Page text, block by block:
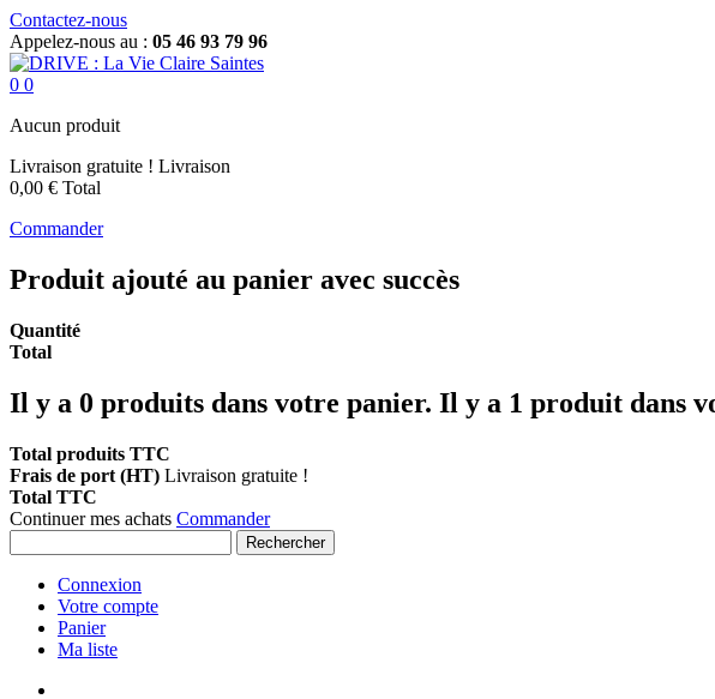
Contactez-nous
Appelez-nous au : 05 46 93 79 96
0 0
Aucun produit
Livraison gratuite ! Livraison
0,00 € Total
Commander
Produit ajouté au panier avec succès
Quantité
Total
Il y a 0 produits dans votre panier. Il y a 1 produit dans
Total produits TTC
Frais de port (HT) Livraison gratuite !
Total TTC
Continuer mes achats Commander
Rechercher
Connexion
Votre compte
Panier
Ma liste